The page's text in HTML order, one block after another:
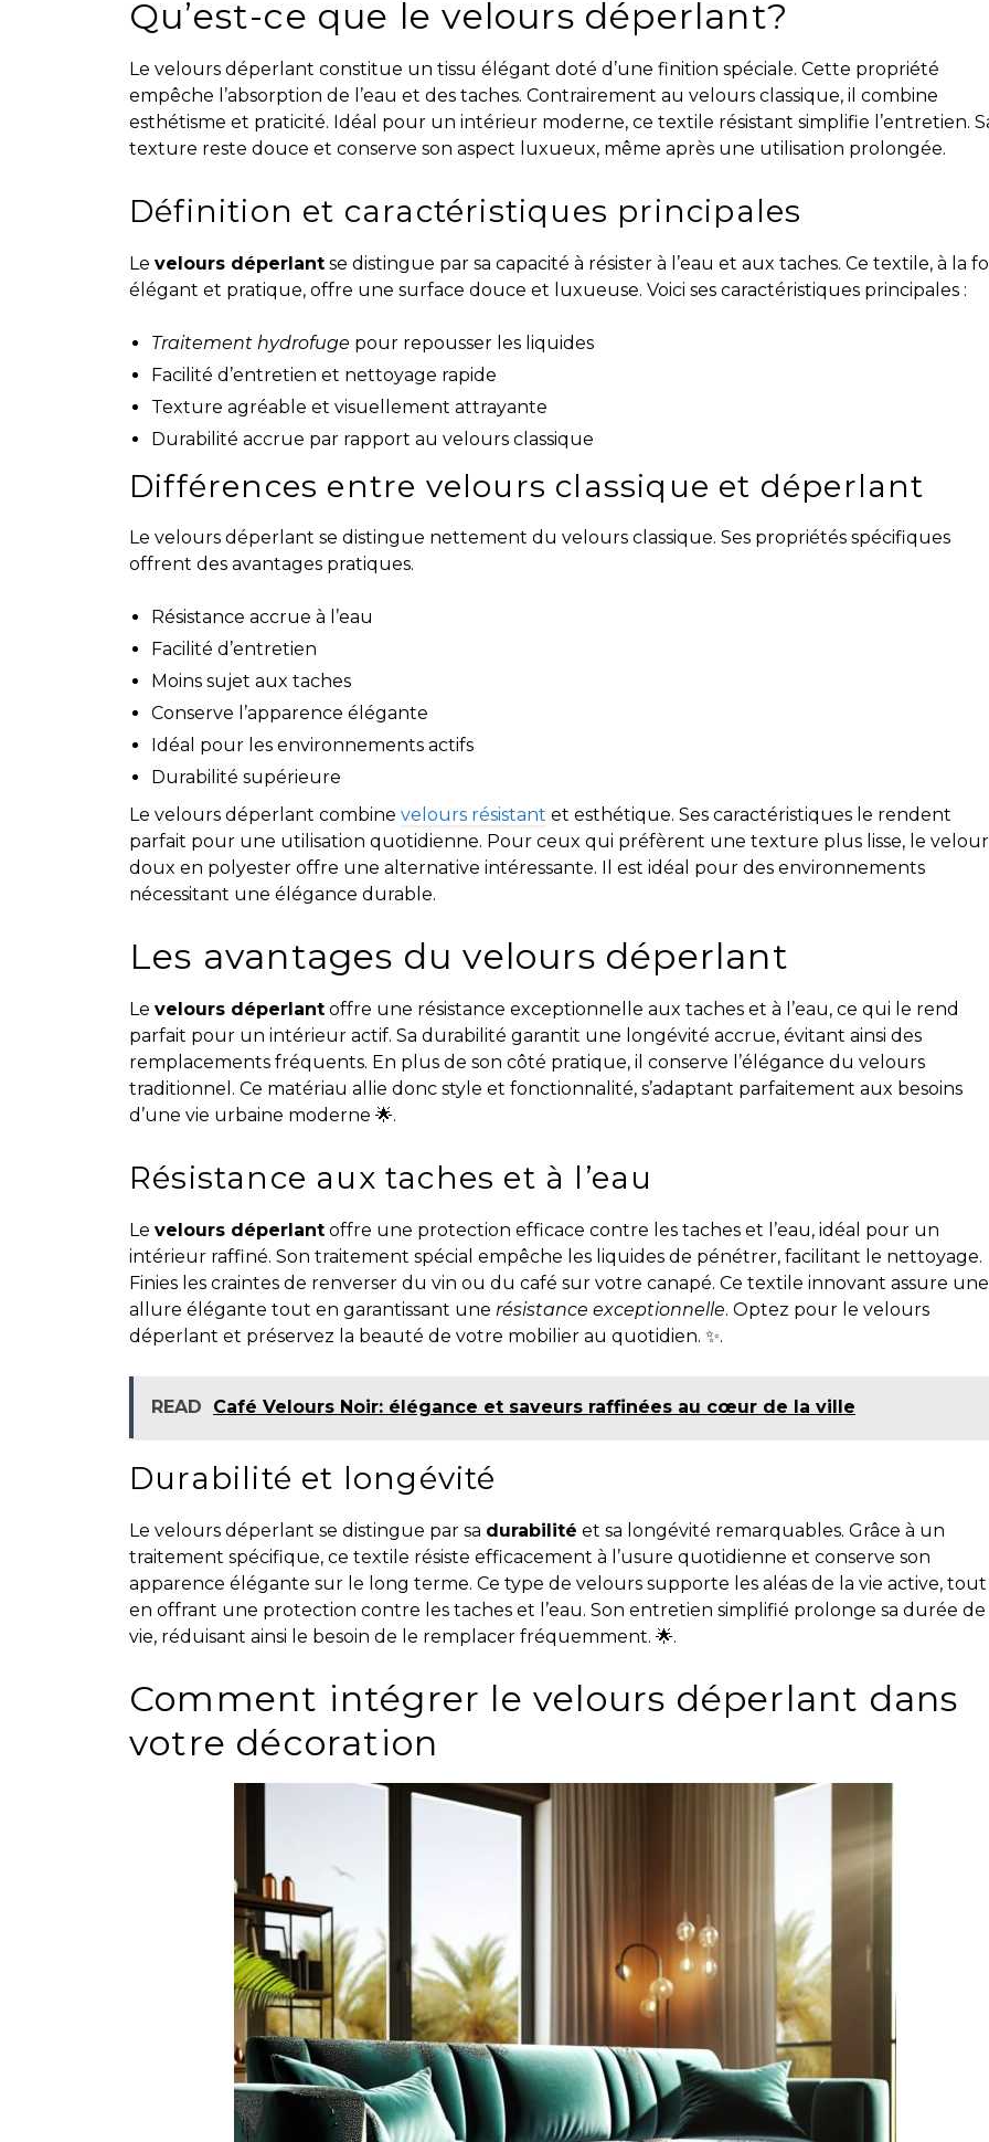
Qu’est-ce que le velours déperlant?
Le velours déperlant constitue un tissu élégant doté d’une finition spéciale. Cette propriété
empêche l’absorption de l’eau et des taches. Contrairement au velours classique, il combine
esthétisme et praticité. Idéal pour un intérieur moderne, ce textile résistant simplifie l’entretien.
texture reste douce et conserve son aspect luxueux, même après une utilisation prolongée.
Définition et caractéristiques principales
Le velours déperlant se distingue par sa capacité à résister à l’eau et aux taches. Ce textile, à la
élégant et pratique, offre une surface douce et luxueuse. Voici ses caractéristiques principales :
Traitement hydrofuge pour repousser les liquides
Facilité d’entretien et nettoyage rapide
Texture agréable et visuellement attrayante
Durabilité accrue par rapport au velours classique
Différences entre velours classique et déperlant
Le velours déperlant se distingue nettement du velours classique. Ses propriétés spécifiques
offrent des avantages pratiques.
Résistance accrue à l’eau
Facilité d’entretien
Moins sujet aux taches
Conserve l’apparence élégante
Idéal pour les environnements actifs
Durabilité supérieure
Le velours déperlant combine velours résistant et esthétique. Ses caractéristiques le rendent
parfait pour une utilisation quotidienne. Pour ceux qui préfèrent une texture plus lisse, le
doux en polyester offre une alternative intéressante. Il est idéal pour des environnements
nécessitant une élégance durable.
Les avantages du velours déperlant
Le velours déperlant offre une résistance exceptionnelle aux taches et à l’eau, ce qui le rend
parfait pour un intérieur actif. Sa durabilité garantit une longévité accrue, évitant ainsi des
remplacements fréquents. En plus de son côté pratique, il conserve l’élégance du velours
traditionnel. Ce matériau allie donc style et fonctionnalité, s’adaptant parfaitement aux besoins
d’une vie urbaine moderne 🌟.
Résistance aux taches et à l’eau
Le velours déperlant offre une protection efficace contre les taches et l’eau, idéal pour un
intérieur raffiné. Son traitement spécial empêche les liquides de pénétrer, facilitant le nettoyage.
Finies les craintes de renverser du vin ou du café sur votre canapé. Ce textile innovant assure une
allure élégante tout en garantissant une résistance exceptionnelle. Optez pour le velours
déperlant et préservez la beauté de votre mobilier au quotidien. ✨.
READ Café Velours Noir: élégance et saveurs raffinées au cœur de la ville
Durabilité et longévité
Le velours déperlant se distingue par sa durabilité et sa longévité remarquables. Grâce à un
traitement spécifique, ce textile résiste efficacement à l’usure quotidienne et conserve son
apparence élégante sur le long terme. Ce type de velours supporte les aléas de la vie active, tout
en offrant une protection contre les taches et l’eau. Son entretien simplifié prolonge sa durée de
vie, réduisant ainsi le besoin de le remplacer fréquemment. 🌟.
Comment intégrer le velours déperlant dans
votre décoration